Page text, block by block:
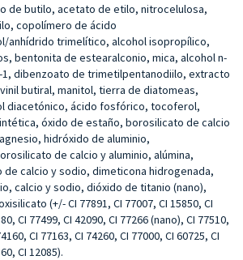
de butilo, acetato de etilo, nitrocelulosa,
copolímero de ácido
anhídrido trimelítico, alcohol isopropílico,
bentonita de estearalconio, mica, alcohol n-
dibenzoato de trimetilpentanodiilo, extracto
butiral, manitol, tierra de diatomeas,
diacetónico, ácido fosfórico, tocoferol,
óxido de estaño, borosilicato de calcio
hidróxido de aluminio,
de calcio y aluminio, alúmina,
calcio y sodio, dimeticona hidrogenada,
calcio y sodio, dióxido de titanio (nano),
(+/- CI 77891, CI 77007, CI 15850, CI
CI 77499, CI 42090, CI 77266 (nano), CI 77510,
CI 77163, CI 74260, CI 77000, CI 60725, CI
CI 12085).